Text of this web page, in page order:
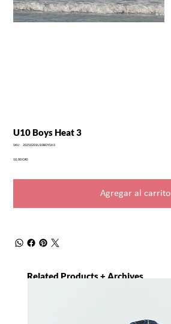
U10 Boys Heat 3
SKU:
SKU
20250201U10BOYSH3
Precio
10,00 CAD
Agregar al carrito
Related Products + Archives